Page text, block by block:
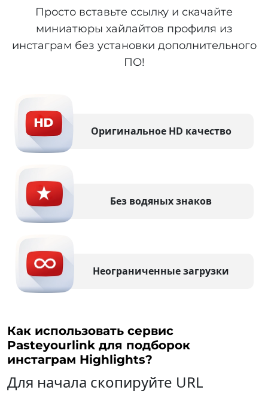
Просто вставьте ссылку и скачайте
миниатюры хайлайтов профиля из
инстаграм без установки дополнительного
ПО!
Оригинальное HD качество
Без водяных знаков
Неограниченные загрузки
Как использовать сервис
Pasteyourlink для подборок
инстаграм Highlights?
Для начала скопируйте URL